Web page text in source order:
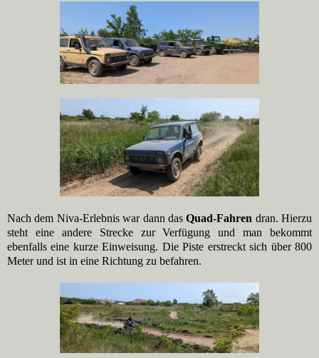
Nach dem Niva-Erlebnis war dann dasQuad-Fahren dran. Hierzu
steht eine andere Strecke zur Verfügung und man bekommt
ebenfalls eine kurze Einweisung. Die Piste erstreckt sich über 800
Meter und ist in eine Richtung zu befahren.